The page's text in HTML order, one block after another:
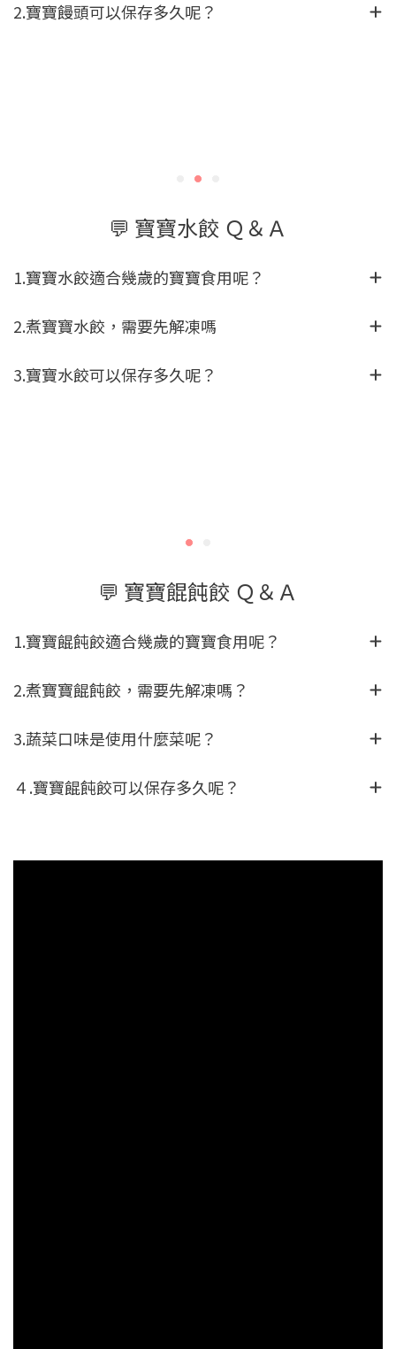
2.寶寶饅頭可以保存多久呢？
💬 寶寶水餃 Ｑ＆Ａ
1.寶寶水餃適合幾歲的寶寶食用呢？
2.煮寶寶水餃，需要先解凍嗎
3.寶寶水餃可以保存多久呢？
💬 寶寶餛飩餃 Ｑ＆Ａ
1.寶寶餛飩餃適合幾歲的寶寶食用呢？
2.煮寶寶餛飩餃，需要先解凍嗎？
3.蔬菜口味是使用什麼菜呢？
４.寶寶餛飩餃可以保存多久呢？